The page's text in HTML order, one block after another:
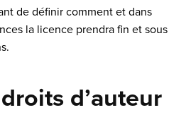
de définir comment et dans
la licence prendra fin et sous
d’auteur